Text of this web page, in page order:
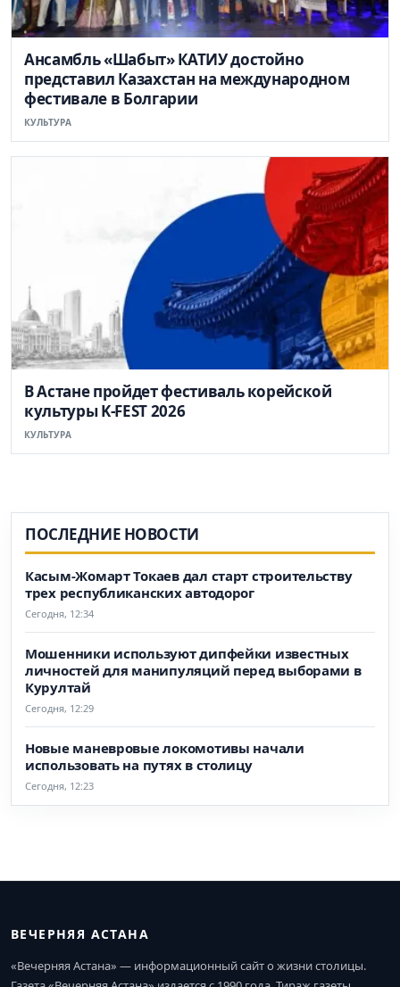
Ансамбль «Шабыт» КАТИУ достойно
представил Казахстан на международном
фестивале в Болгарии
КУЛЬТУРА
В Астане пройдет фестиваль корейской
культуры K-FEST 2026
КУЛЬТУРА
ПОСЛЕДНИЕ НОВОСТИ
Касым-Жомарт Токаев дал старт строительству
трех республиканских автодорог
Сегодня, 12:34
Мошенники используют дипфейки известных
личностей для манипуляций перед выборами в
Курултай
Сегодня, 12:29
Новые маневровые локомотивы начали
использовать на путях в столицу
Сегодня, 12:23
ВЕЧЕРНЯЯ АСТАНА
«Вечерняя Астана» — информационный сайт о жизни столицы.